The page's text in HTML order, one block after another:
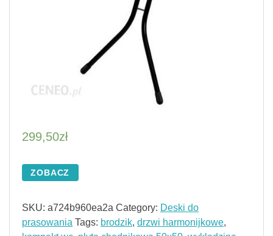
299,50zł
ZOBACZ
SKU: a724b960ea2a Category: Deski do
prasowania Tags: brodzik, drzwi harmonijkowe,